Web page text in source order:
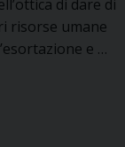
di dare di
risorse umane
e …